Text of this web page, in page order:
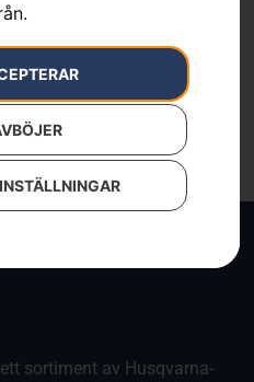
sortiment av Husqvarna-